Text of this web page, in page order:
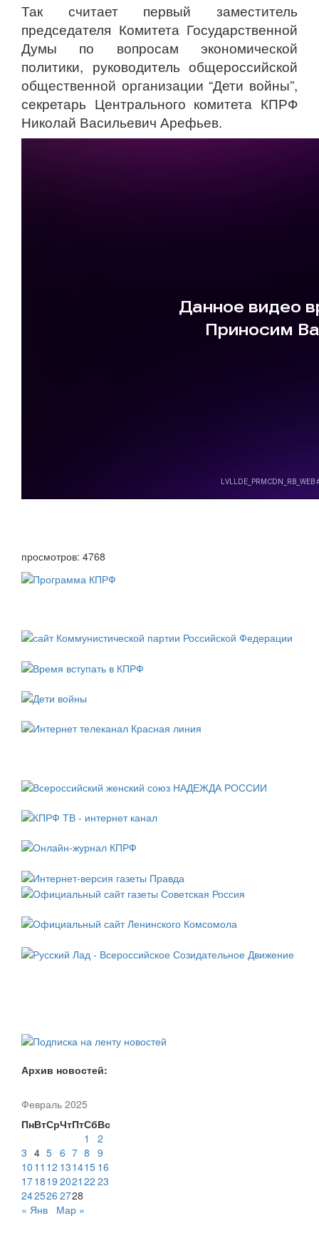
Так считает первый заместитель
председателя Комитета Государственной
Думы по вопросам экономической
политики, руководитель общероссийской
общественной организации “Дети войны”,
секретарь Центрального комитета КПРФ
Николай Васильевич Арефьев.
просмотров: 4768
Архив новостей:
Февраль 2025
ПнВтСрЧтПтСбВс
1
2
3 4 5 6 7 8 9
10 11 12 131415 16
171819 2021 22 23
242526 2728
« Янв
Мар »